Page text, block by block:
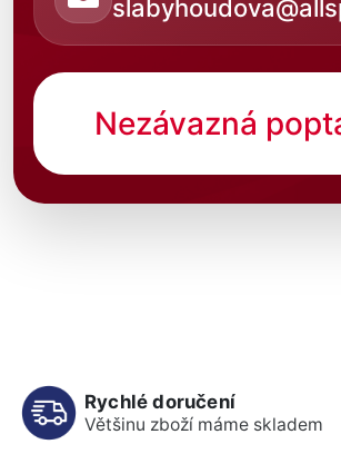
Nezávazná
Rychlé doručení
Většinu zboží máme skladem